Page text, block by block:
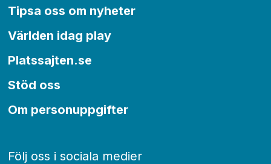
Tipsa oss om nyheter
Världen idag play
Platssajten.se
Stöd oss
Om personuppgifter
Följ oss i sociala medier